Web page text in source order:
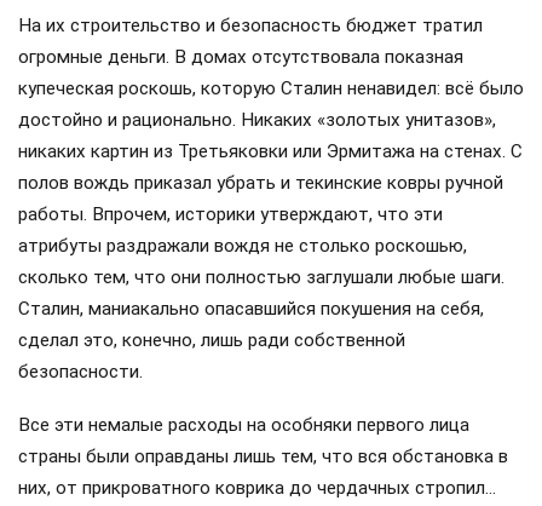
На их строительство и безопасность бюджет тратил
огромные деньги. В домах отсутствовала показная
купеческая роскошь, которую Сталин ненавидел: всё было
достойно и рационально. Никаких «золотых унитазов»,
никаких картин из Третьяковки или Эрмитажа на стенах. С
полов вождь приказал убрать и текинские ковры ручной
работы. Впрочем, историки утверждают, что эти
атрибуты раздражали вождя не столько роскошью,
сколько тем, что они полностью заглушали любые шаги.
Сталин, маниакально опасавшийся покушения на себя,
сделал это, конечно, лишь ради собственной
безопасности.
Все эти немалые расходы на особняки первого лица
страны были оправданы лишь тем, что вся обстановка в
них, от прикроватного коврика до чердачных стропил…